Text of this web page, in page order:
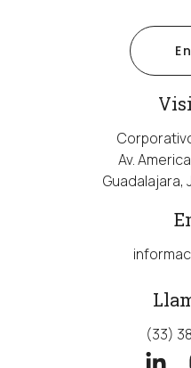
Av.
Guadalajara,
(33)